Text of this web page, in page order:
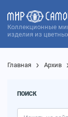
Коллекционные
изделия из
Главная Архив
ПОИСК